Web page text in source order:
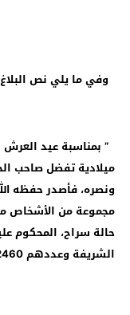
وفي ما يلي نص
ميلادية تفضل صاحب
ونصره، فأصدر حفظه
مجموعة من الأشخاص
حالة سراح، المحكوم
الشريفة وعددهم 2460 شخصا وهم كالآتي: